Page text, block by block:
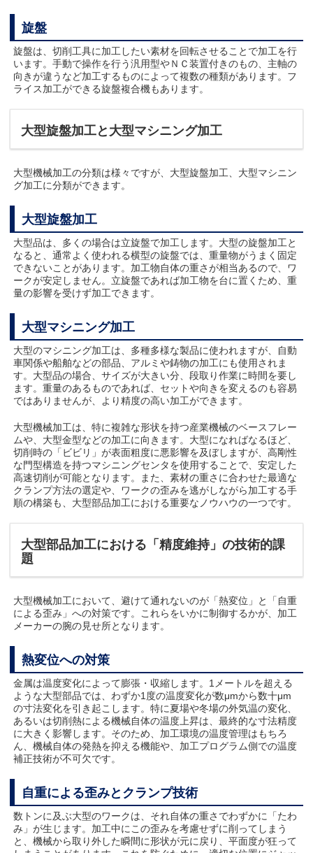
旋盤
旋盤は、切削工具に加工したい素材を回転させることで加工を行
います。手動で操作を行う汎用型やＮＣ装置付きのもの、主軸の
向きが違うなど加工するものによって複数の種類があります。フ
ライス加工ができる旋盤複合機もあります。
大型旋盤加工と大型マシニング加工
大型機械加工の分類は様々ですが、大型旋盤加工、大型マシニン
グ加工に分類ができます。
大型旋盤加工
大型品は、多くの場合は立旋盤で加工します。大型の旋盤加工と
なると、通常よく使われる横型の旋盤では、重量物がうまく固定
できないことがあります。加工物自体の重さが相当あるので、ワ
ークが安定しません。立旋盤であれば加工物を台に置くため、重
量の影響を受けず加工できます。
大型マシニング加工
大型のマシニング加工は、多種多様な製品に使われますが、自動
車関係や船舶などの部品、アルミや鋳物の加工にも使用されま
す。大型品の場合、サイズが大きい分、段取り作業に時間を要し
ます。重量のあるものであれば、セットや向きを変えるのも容易
ではありませんが、より精度の高い加工ができます。
大型機械加工は、特に複雑な形状を持つ産業機械のベースフレー
ムや、大型金型などの加工に向きます。大型になればなるほど、
切削時の「ビビリ」が表面粗度に悪影響を及ぼしますが、高剛性
な門型構造を持つマシニングセンタを使用することで、安定した
高速切削が可能となります。また、素材の重さに合わせた最適な
クランプ方法の選定や、ワークの歪みを逃がしながら加工する手
順の構築も、大型部品加工における重要なノウハウの一つです。
大型部品加工における「精度維持」の技術的課
題
大型機械加工において、避けて通れないのが「熱変位」と「自重
による歪み」への対策です。これらをいかに制御するかが、加工
メーカーの腕の見せ所となります。
熱変位への対策
金属は温度変化によって膨張・収縮します。1メートルを超える
ような大型部品では、わずか1度の温度変化が数μmから数十μm
の寸法変化を引き起こします。特に夏場や冬場の外気温の変化、
あるいは切削熱による機械自体の温度上昇は、最終的な寸法精度
に大きく影響します。そのため、加工環境の温度管理はもちろ
ん、機械自体の発熱を抑える機能や、加工プログラム側での温度
補正技術が不可欠です。
自重による歪みとクランプ技術
数トンに及ぶ大型のワークは、それ自体の重さでわずかに「たわ
み」が生じます。加工中にこの歪みを考慮せずに削ってしまう
と、機械から取り外した瞬間に形状が元に戻り、平面度が狂って